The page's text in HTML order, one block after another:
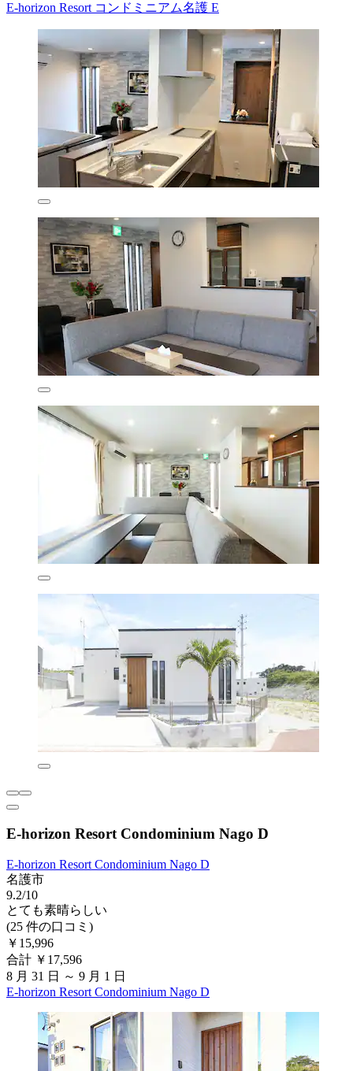
E-horizon Resort コンドミニアム名護 E
E-horizon Resort Condominium Nago D
E-horizon Resort Condominium Nago D
名護市
9.2/10
とても素晴らしい
(25 件の口コミ)
￥15,996
合計 ￥17,596
8 月 31 日 ～ 9 月 1 日
E-horizon Resort Condominium Nago D